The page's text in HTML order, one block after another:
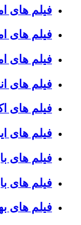
فیلم های
فیلم های
فیلم های
فیلم های
فیلم های
فیلم های
فیلم های
فیلم های
فیلم های